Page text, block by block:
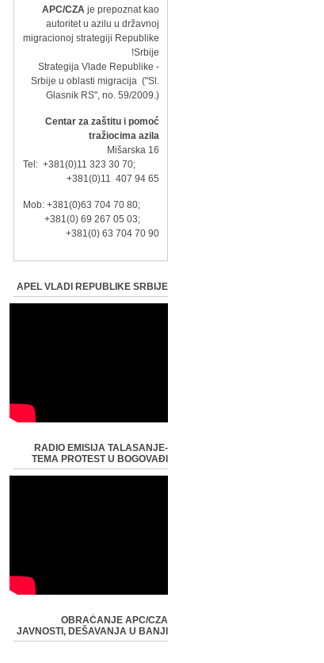
APC/CZA je prepoznat kao
autoritet u azilu u državnoj
migracionoj strategiji Republike
Srbije!
- Strategija Vlade Republike
Srbije u oblasti migracija ("Sl.
Glasnik RS", no. 59/2009.)
Centar za zaštitu i pomoć
tražiocima azila
Mišarska 16
Tel: +381(0)11 323 30 70;
+381(0)11 407 94 65
Mob: +381(0)63 704 70 80;
+381(0) 69 267 05 03;
+381(0) 63 704 70 90
APEL VLADI REPUBLIKE SRBIJE
RADIO EMISIJA TALASANJE-
TEMA PROTEST U BOGOVAĐI
OBRAĆANJE APC/CZA
JAVNOSTI, DEŠAVANJA U BANJI